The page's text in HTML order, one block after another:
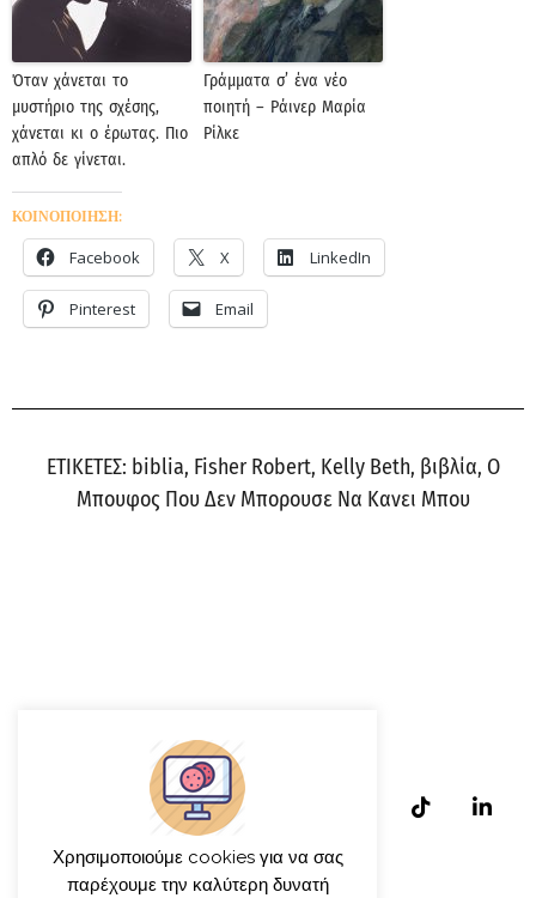
Όταν χάνεται το
μυστήριο της σχέσης,
χάνεται κι ο έρωτας. Πιο
απλό δε γίνεται.
Γράμματα σ’ ένα νέο
ποιητή – Ράινερ Μαρία
Ρίλκε
ΚΟΙΝΟΠΟΙΗΣΗ:
Facebook X LinkedIn
Pinterest Email
ΕΤΙΚΕΤΕΣ: biblia, Fisher Robert, Kelly Beth, βιβλία, Ο
Μπουφος Που Δεν Μπορουσε Να Κανει Μπου
Χρησιμοποιούμε cookies για να σας
παρέχουμε την καλύτερη δυνατή